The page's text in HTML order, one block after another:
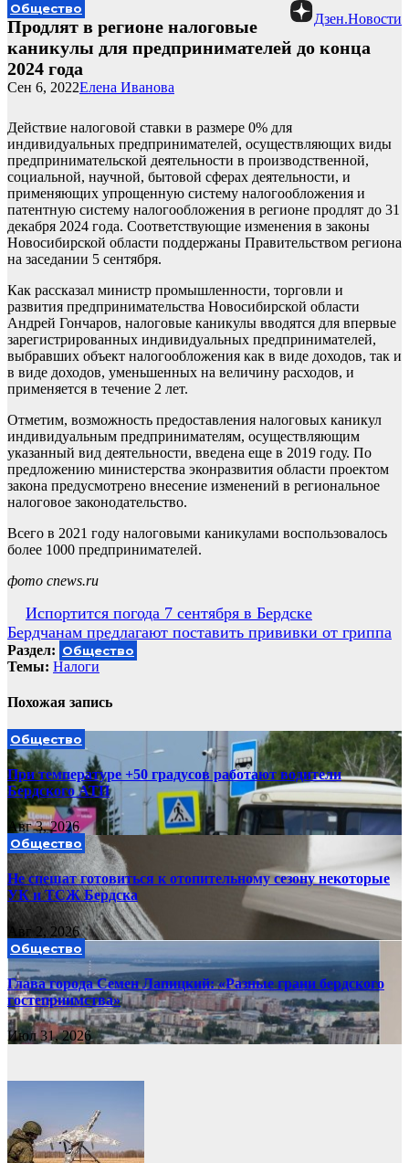
Дзен.Новости
Общество
Продлят в регионе налоговые
каникулы для предпринимателей до конца
2024 года
Елена Иванова
Сен 6, 2022
Действие налоговой ставки в размере 0% для
индивидуальных предпринимателей, осуществляющих виды
предпринимательской деятельности в производственной,
социальной, научной, бытовой сферах деятельности, и
применяющих упрощенную систему налогообложения и
патентную систему налогообложения в регионе продлят до 31
декабря 2024 года. Соответствующие изменения в законы
Новосибирской области поддержаны Правительством региона
на заседании 5 сентября.
Как рассказал министр промышленности, торговли и
развития предпринимательства Новосибирской области
Андрей Гончаров, налоговые каникулы вводятся для впервые
зарегистрированных индивидуальных предпринимателей,
выбравших объект налогообложения как в виде доходов, так и
в виде доходов, уменьшенных на величину расходов, и
применяется в течение 2 лет.
Отметим, возможность предоставления налоговых каникул
индивидуальным предпринимателям, осуществляющим
указанный вид деятельности, введена еще в 2019 году. По
предложению министерства эконразвития области проектом
закона предусмотрено внесение изменений в региональное
налоговое законодательство.
Всего в 2021 году налоговыми каникулами воспользовалось
более 1000 предпринимателей.
фото cnews.ru
Навигация
по
записям
Испортится погода 7 сентября в Бердске
Бердчанам предлагают поставить прививки от гриппа
Раздел: Общество
Темы: Налоги
Похожая запись
Общество
При температуре +50 градусов работают водители
Бердского АТП
Авг 3, 2026
Общество
Не спешат готовиться к отопительному сезону некоторые
УК и ТСЖ Бердска
Авг 2, 2026
Общество
Глава города Семен Лапицкий: «Разные грани бердского
гостеприимства»
Июл 31, 2026